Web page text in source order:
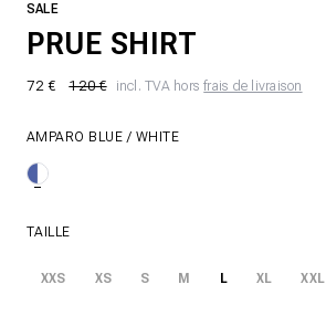
SALE
PRUE SHIRT
72 € 120 € incl. TVA horsfrais de livraison
AMPARO BLUE / WHITE
TAILLE
XXS XS S M L XL XXL